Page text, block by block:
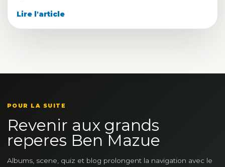
Lire l'article
POUR LA SUITE
Revenir aux grands
reperes Ben Mazue
Albums, scene, quiz et blog prolongent la navigation avec le